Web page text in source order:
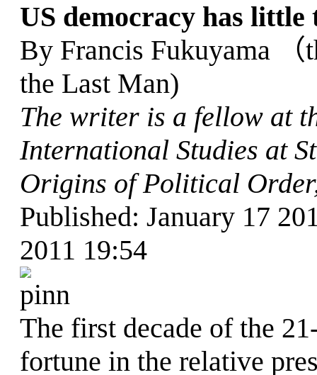
US democracy has little
By Francis Fukuyama
the Last Man)
The writer is a fellow at
International Studies at
Origins of Political
Published: January 17
2011 19:54
The first decade of the
fortune in the relative